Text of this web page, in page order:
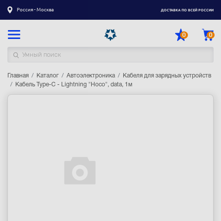
Россия - Москва ДОСТАВКА ПО ВСЕЙ РОССИИ
0 0
Каталог товаров
Главная Каталог Автоэлектроника
Кабеля для зарядных устройств
Кабель Type-C - Lightning "Hoco", data, 1м